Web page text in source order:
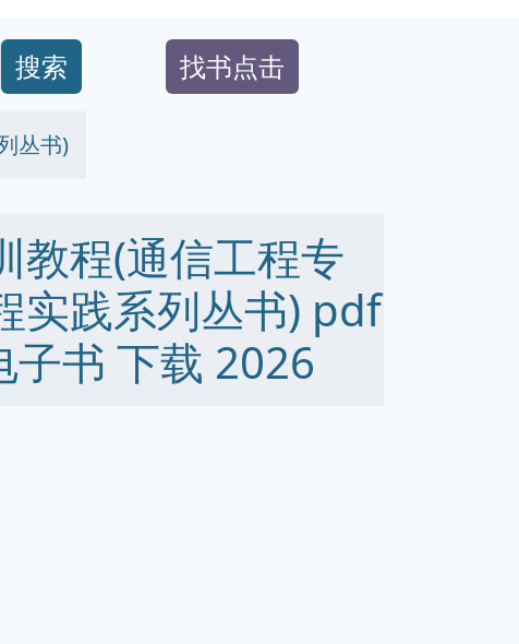
搜索 找书点击
丛书)
教程(通信工程专
实践系列丛书) pdf
书 下载 2026